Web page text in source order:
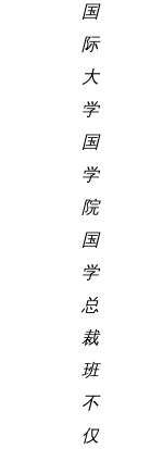
国
际
大
学
国
学
院
国
学
总
裁
班
不
仅